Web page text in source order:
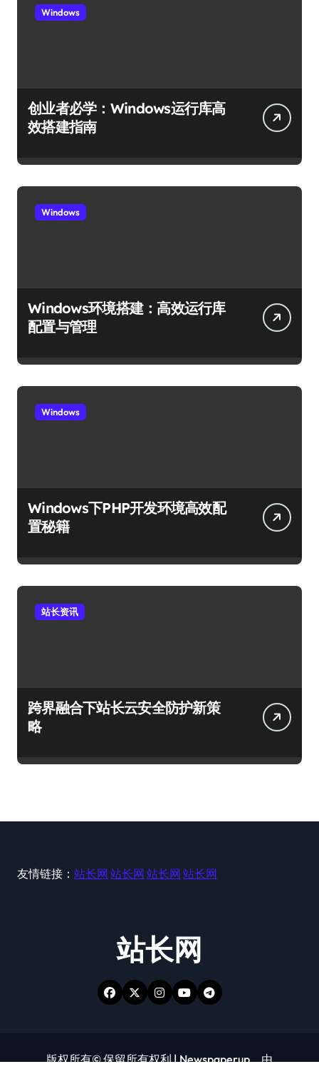
Windows
创业者必学：Windows运行库高
效搭建指南
Windows
Windows环境搭建：高效运行库
配置与管理
Windows
Windows下PHP开发环境高效配
置秘籍
站长资讯
跨界融合下站长云安全防护新策
略
友情链接： 站长网 站长网 站长网 站长网
站长网
版权所有© 保留所有权利|Newspaperup，由